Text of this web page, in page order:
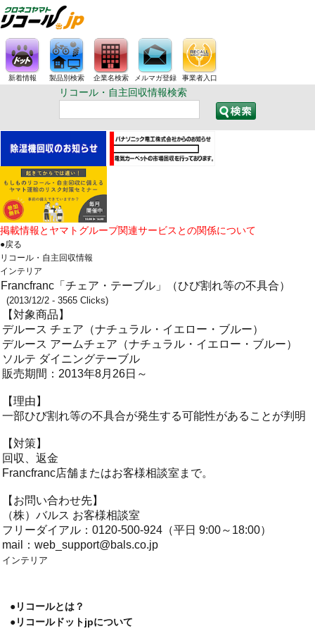
新着情報 製品別検索 企業名検索 メルマガ登録 事業者入口
リコール・自主回収情報検索
掲載情報とヤマトグループ関連サービスとの関係について
●戻る
リコール・自主回収情報
インテリア
Francfranc「チェア・テーブル」（ひび割れ等の不具合）
(2013/12/2 - 3565 Clicks)
【対象商品】
デルース チェア（ナチュラル・イエロー・ブルー）
デルース アームチェア（ナチュラル・イエロー・ブルー）
ソルテ ダイニングテーブル
販売期間：2013年8月26日～
【理由】
一部ひび割れ等の不具合が発生する可能性があることが判明
【対策】
回収、返金
Francfranc店舗またはお客様相談室まで。
【お問い合わせ先】
（株）バルス お客様相談室
フリーダイアル：0120-500-924（平日 9:00～18:00）
mail： web_support@bals.co.jp
インテリア
●リコールとは？
●リコールドットjpについて